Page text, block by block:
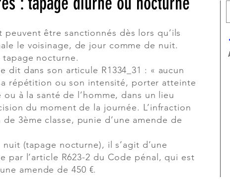
être sanctionnés dès lors qu’ils
le voisinage, de jour comme de nuit.
nocturne.
dit dans son articule R1334_31 : « aucun
répétition ou son intensité, porter atteinte
à la santé de l’homme, dans un lieu
du moment de la journée. L’infraction
3ème classe, punie d’une amende de
(tapage nocturne), il s’agit d’une
par l’article R623-2 du Code pénal, qui est
amende de 450 €.